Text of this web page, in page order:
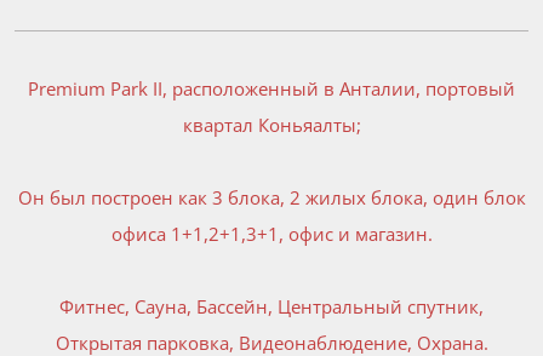
Premium Park II, расположенный в Анталии, портовый
квартал Коньяалты;
Он был построен как 3 блока, 2 жилых блока, один блок
офиса 1+1,2+1,3+1, офис и магазин.
Фитнес, Сауна, Бассейн, Центральный спутник,
Открытая парковка, Видеонаблюдение, Охрана.